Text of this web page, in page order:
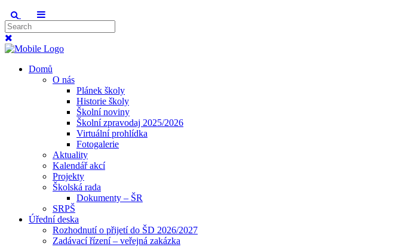
Domů
O nás
Plánek školy
Historie školy
Školní noviny
Školní zpravodaj 2025/2026
Virtuální prohlídka
Fotogalerie
Aktuality
Kalendář akcí
Projekty
Školská rada
Dokumenty – ŠR
SRPŠ
Úřední deska
Rozhodnutí o přijetí do ŠD 2026/2027
Zadávací řízení – veřejná zakázka